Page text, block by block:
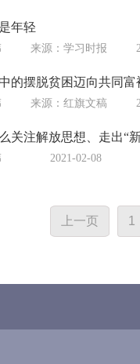
年轻
来源： 学习时报
的摆脱贫困迈向共同富
来源： 红旗文稿
关注解放思想、走出“
2021-02-08
上一页 1